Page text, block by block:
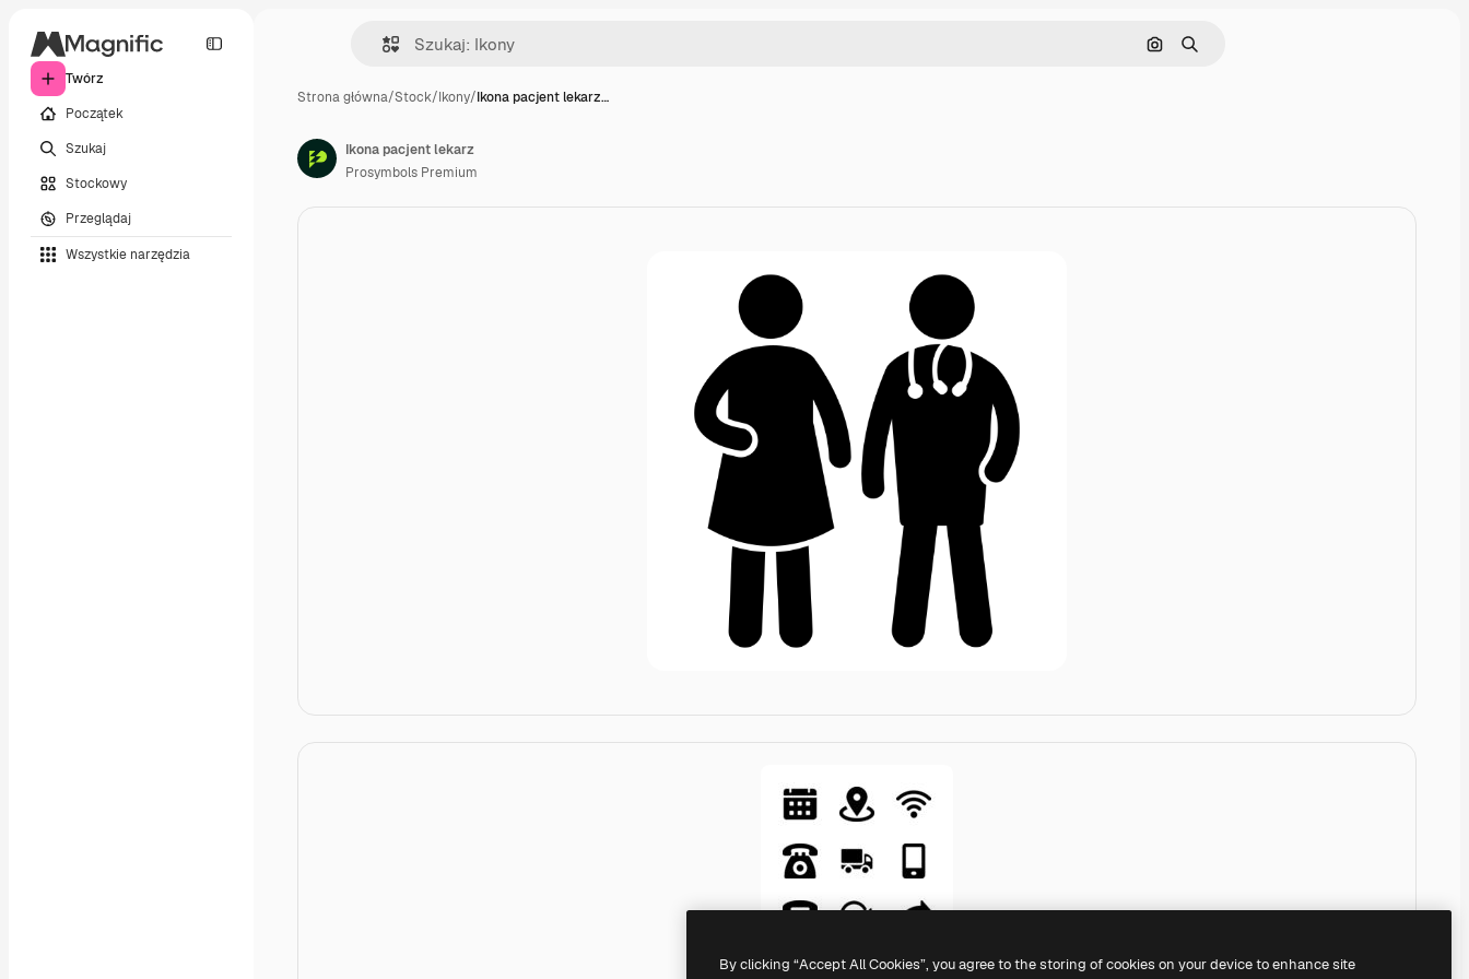
Twórz
Początek
Szukaj
Stockowy
Przeglądaj
Wszystkie narzędzia
Szukaj według obrazu
Szukaj
Strona główna/Stock/Ikony/Ikona pacjent lekarz…
Generic Glyph
Ikona pacjent lekarz
Prosymbols Premium
By clicking “Accept All Cookies”, you agree to the storing of cookies on your device to enhance site